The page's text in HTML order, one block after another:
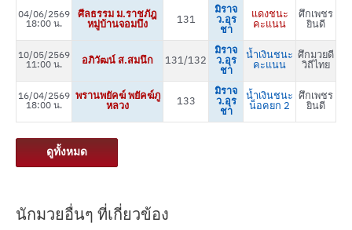
04/06/2569
18:00 น.
ศีลธรรม ม.ราชภัฎ
หมู่บ้านจอมบึง 131
มิราจ
ว.อุร
ชา
แดงชนะ
คะแนน
ศึกเพชร
ยินดี
10/05/2569
11:00 น. อภิวัฒน์ ส.สมนึก 131/132
มิราจ
ว.อุร
ชา
น้ำเงินชนะ
คะแนน
ศึกมวยดี
วิถีไทย
16/04/2569
18:00 น.
พรานพยัคฆ์ พยัคฆ์ภู
หลวง 133
มิราจ
ว.อุร
ชา
น้ำเงินชนะ
น็อคยก 2
ศึกเพชร
ยินดี
ดูทั้งหมด
นักมวยอื่นๆ ที่เกี่ยวข้อง